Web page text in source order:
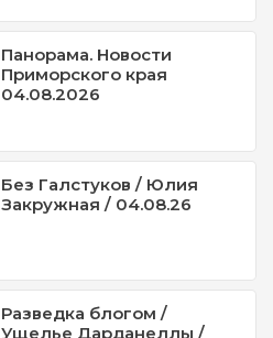
Панорама. Новости
Приморского края
04.08.2026
Без Галстуков / Юлия
Закружная / 04.08.26
Разведка блогом /
Ущелье Дарданеллы /